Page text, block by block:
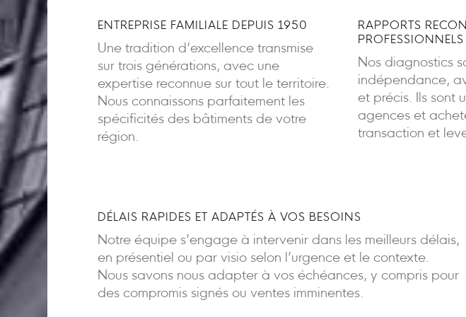
ENTREPRISE FAMILIALE DEPUIS 1950
Une tradition d’excellence transmise
sur trois générations, avec une
expertise reconnue sur tout le territoire.
Nous connaissons parfaitement les
spécificités des bâtiments de votre
région.
RAPPORTS
Nos diagnostics
indépendance,
et précis. Ils sont
agences et
transaction et
DÉLAIS RAPIDES ET ADAPTÉS À VOS BESOINS
Notre équipe s’engage à intervenir dans les meilleurs délais,
en présentiel ou par visio selon l’urgence et le contexte.
Nous savons nous adapter à vos échéances, y compris pour
des compromis signés ou ventes imminentes.